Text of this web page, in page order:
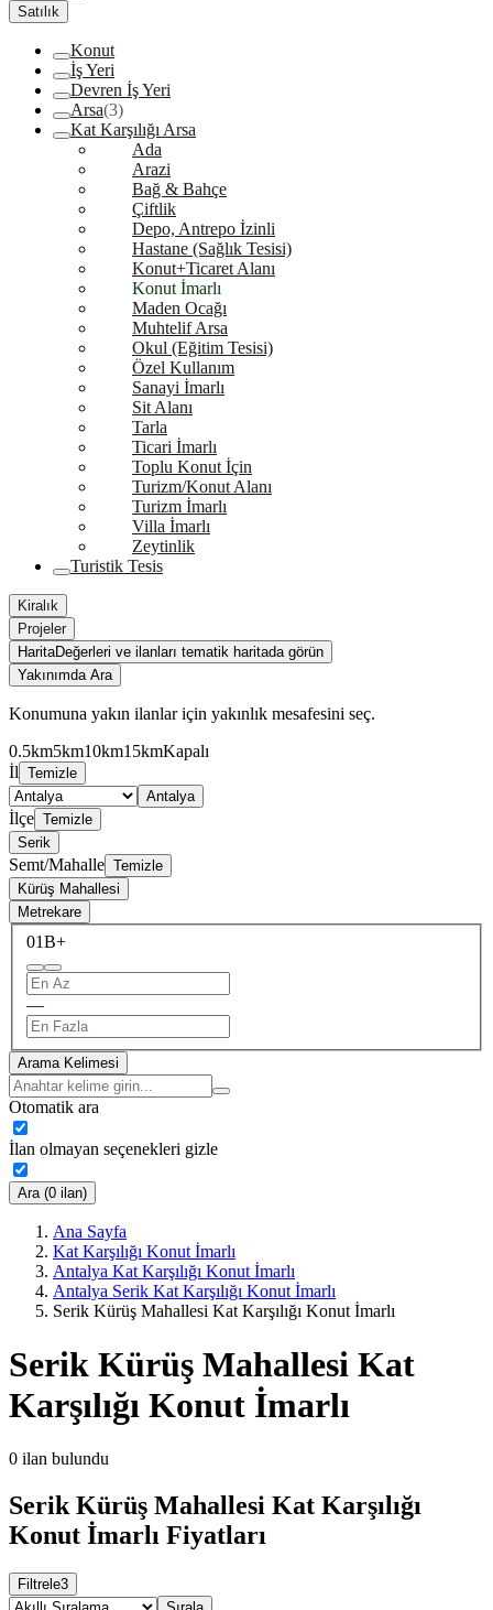
Satılık
Konut
İş Yeri
Devren İş Yeri
Arsa(3)
Kat Karşılığı Arsa
Ada
Arazi
Bağ & Bahçe
Çiftlik
Depo, Antrepo İzinli
Hastane (Sağlık Tesisi)
Konut+Ticaret Alanı
Konut İmarlı
Maden Ocağı
Muhtelif Arsa
Okul (Eğitim Tesisi)
Özel Kullanım
Sanayi İmarlı
Sit Alanı
Tarla
Ticari İmarlı
Toplu Konut İçin
Turizm/Konut Alanı
Turizm İmarlı
Villa İmarlı
Zeytinlik
Turistik Tesis
Kiralık
Projeler
HaritaDeğerleri ve ilanları tematik haritada görün
Yakınımda Ara
Konumuna yakın ilanlar için yakınlık mesafesini seç.
0.5km5km10km15kmKapalı
İl Temizle
Antalya
İlçe Temizle
Serik
Semt/Mahalle Temizle
Kürüş Mahallesi
Metrekare
01B+
—
Arama Kelimesi
Otomatik ara
İlan olmayan seçenekleri gizle
Ara (0 ilan)
Ana Sayfa
Kat Karşılığı Konut İmarlı
Antalya Kat Karşılığı Konut İmarlı
Antalya Serik Kat Karşılığı Konut İmarlı
Serik Kürüş Mahallesi Kat Karşılığı Konut İmarlı
Serik Kürüş Mahallesi Kat
Karşılığı Konut İmarlı
0 ilan bulundu
Serik Kürüş Mahallesi Kat Karşılığı
Konut İmarlı Fiyatları
Filtrele3